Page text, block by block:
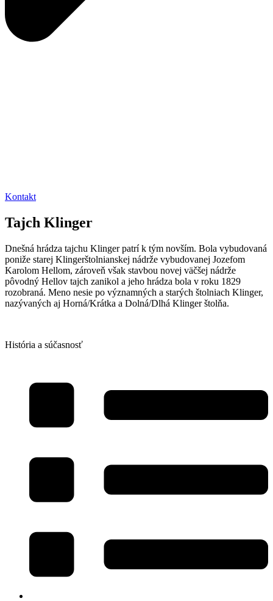
Kontakt
Tajch Klinger
Dnešná hrádza tajchu Klinger patrí k tým novším. Bola vybudovaná
poniže starej Klingerštolnianskej nádrže vybudovanej Jozefom
Karolom Hellom, zároveň však stavbou novej väčšej nádrže
pôvodný Hellov tajch zanikol a jeho hrádza bola v roku 1829
rozobraná. Meno nesie po významných a starých štolniach Klinger,
nazývaných aj Horná/Krátka a Dolná/Dlhá Klinger štolňa.
História a súčasnosť